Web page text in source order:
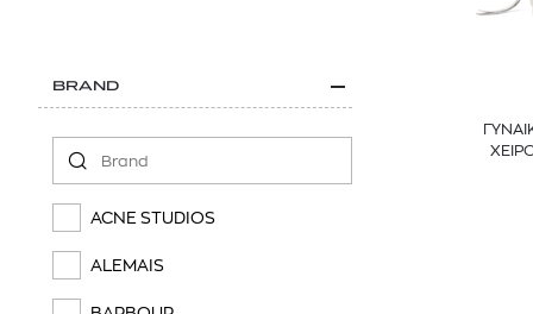
BRAND
ACNE STUDIOS
ALEMAIS